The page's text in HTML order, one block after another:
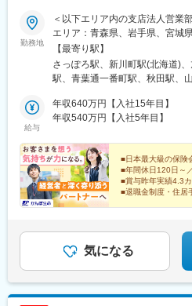
駅、緒川駅、三河安城駅、芦原
知県)、杁ケ池公園駅、日進駅(
桑駅、玉野駅、中水野駅、勝川
(名鉄線)、高茶屋駅、松阪駅、
駅、長浜駅、草津駅(滋賀県)、
(東海道本線)、鳴尾・武庫川女
日野道駅(阪神線)、北条町駅、
駅、名谷駅、道場南口駅、東寺
駅、宇野辺駅、枚方市駅、星田
駅、森ノ宮駅、白鷺駅、新金岡
駅、東岸和田駅、野田駅(阪神線
上本町駅、春木駅、河内天美駅
下田駅、商工センター入口駅、
下祇園駅、矢賀駅、八丁堀駅(広
前駅(岡山県)、新倉敷駅、法界
伯耆大山駅、湖山駅、徳島駅、
駅、高松駅(香川県)、高知駅、
多駅、西鉄福岡駅、橋本駅(福
駅、南福岡駅、馬出九大病院前
勤務地
＜以下エリア内の支店法人営業
エリア：青森県、岩手県、宮城
エリア：茨城県、栃木県、群馬
東京都■南関東エリア：神奈川
長野県■北陸エリア：富山県、石
府、兵庫県、奈良県、和歌山県■
口県、鳥取県、島根県■四国エリ
児島県、熊本県※初期配属の都
歓迎！※当面転勤なし／エリア内
法人営業部は、応募者の希望も
策：屋内禁煙
【最寄り駅】
さっぽろ駅、新川町駅(北海道)
駅、青葉通一番町駅、秋田駅、
中央駅、柏駅、南船橋駅、日本
老名駅(相鉄・小田急)、甲府駅
松本駅、電気ビル前駅、末広町
名鉄岐阜駅、静岡駅、三島広小
県)、中岡崎駅、あすなろう四日
駅、堺駅、布施駅、西元町駅、
鳥取駅、松江駅、郵便局前駅、
駅(福岡県)、天神駅、西鉄久留
駅、花畑町駅、大分駅、宮崎駅
駅、広瀬通駅、さいたま新都心
給与
年収640万円【入社15年目】
年収540万円【入社5年目】
■日本最大級の保険
■年間休日120日～
■賞与昨年実績4.3
■退職金制度・住居
企業の経営と働く
気になる